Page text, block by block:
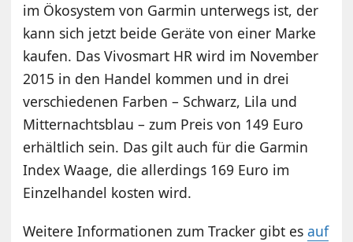
im Ökosystem von Garmin unterwegs ist, der
kann sich jetzt beide Geräte von einer Marke
kaufen. Das Vivosmart HR wird im November
2015 in den Handel kommen und in drei
verschiedenen Farben – Schwarz, Lila und
Mitternachtsblau – zum Preis von 149 Euro
erhältlich sein. Das gilt auch für die Garmin
Index Waage, die allerdings 169 Euro im
Einzelhandel kosten wird.
Weitere Informationen zum Tracker gibt esauf